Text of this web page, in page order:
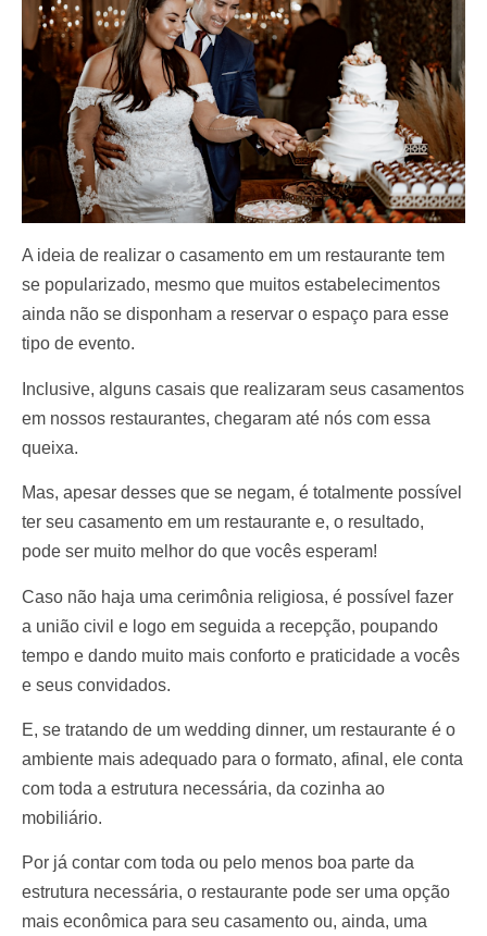
A ideia de realizar o casamento em um restaurante tem
se popularizado, mesmo que muitos estabelecimentos
ainda não se disponham a reservar o espaço para esse
tipo de evento.
Inclusive, alguns casais que realizaram seus casamentos
em nossos restaurantes, chegaram até nós com essa
queixa.
Mas, apesar desses que se negam, é totalmente possível
ter seu casamento em um restaurante e, o resultado,
pode ser muito melhor do que vocês esperam!
Caso não haja uma cerimônia religiosa, é possível fazer
a união civil e logo em seguida a recepção, poupando
tempo e dando muito mais conforto e praticidade a vocês
e seus convidados.
E, se tratando de um wedding dinner, um restaurante é o
ambiente mais adequado para o formato, afinal, ele conta
com toda a estrutura necessária, da cozinha ao
mobiliário.
Por já contar com toda ou pelo menos boa parte da
estrutura necessária, o restaurante pode ser uma opção
mais econômica para seu casamento ou, ainda, uma